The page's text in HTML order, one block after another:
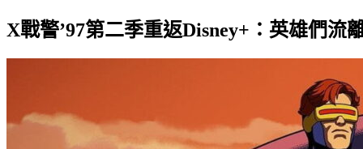
X戰警’97第二季重返Disney+：英雄們流